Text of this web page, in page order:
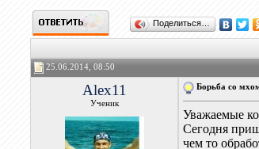
Поделиться…
25.06.2014, 08:50
Alex11
Ученик
Борьба со
Уважаемые
Сегодня
чем то